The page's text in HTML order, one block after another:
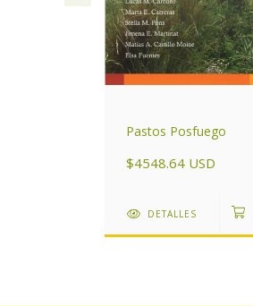
Pastos Posfuego
$4548.64 USD
DETALLES